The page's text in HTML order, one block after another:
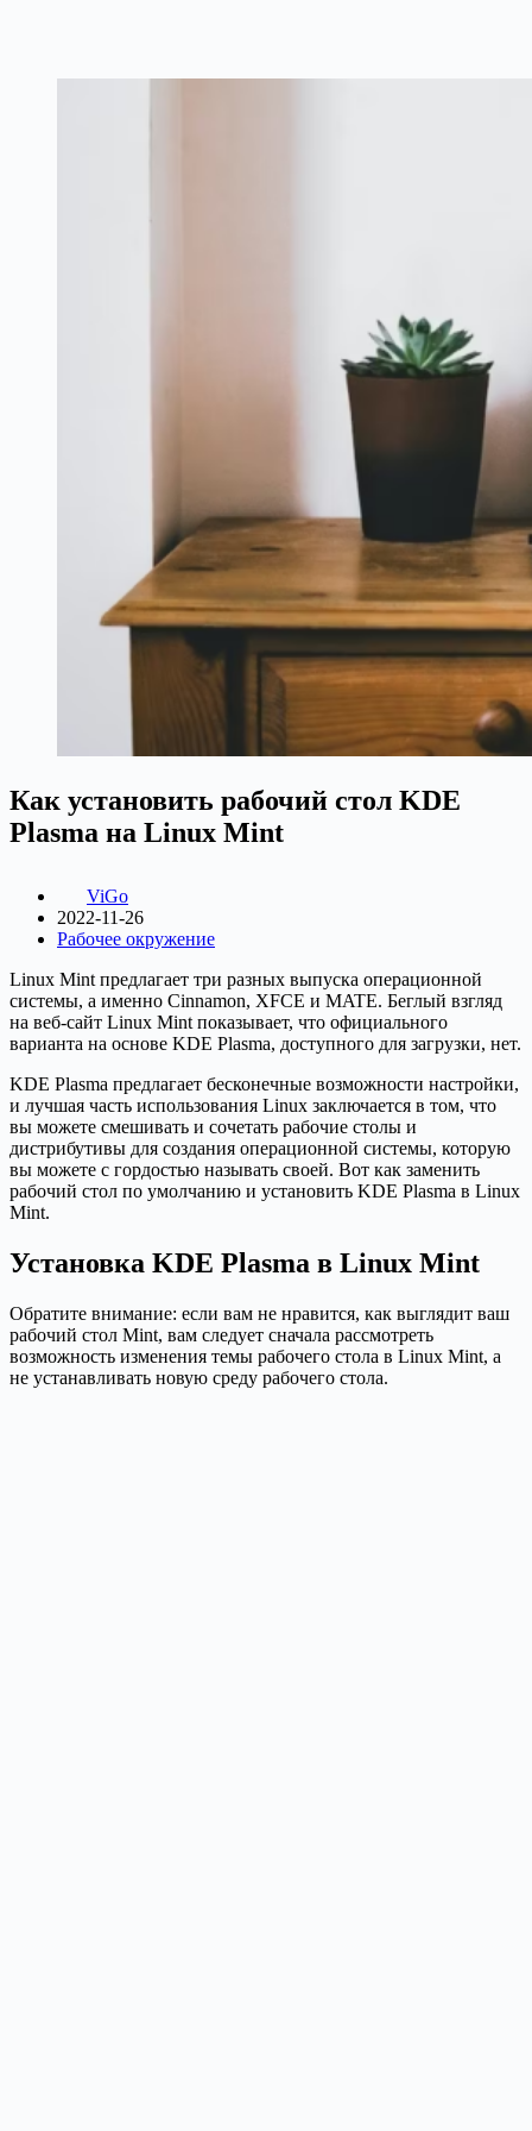
Как установить рабочий стол KDE
Plasma на Linux Mint
ViGo
2022-11-26
Рабочее окружение
Linux Mint предлагает три разных выпуска операционной
системы, а именно Cinnamon, XFCE и MATE. Беглый взгляд
на веб-сайт Linux Mint показывает, что официального
варианта на основе KDE Plasma, доступного для загрузки, нет.
KDE Plasma предлагает бесконечные возможности настройки,
и лучшая часть использования Linux заключается в том, что
вы можете смешивать и сочетать рабочие столы и
дистрибутивы для создания операционной системы, которую
вы можете с гордостью называть своей. Вот как заменить
рабочий стол по умолчанию и установить KDE Plasma в Linux
Mint.
Установка KDE Plasma в Linux Mint
Обратите внимание: если вам не нравится, как выглядит ваш
рабочий стол Mint, вам следует сначала рассмотреть
возможность изменения темы рабочего стола в Linux Mint, а
не устанавливать новую среду рабочего стола.